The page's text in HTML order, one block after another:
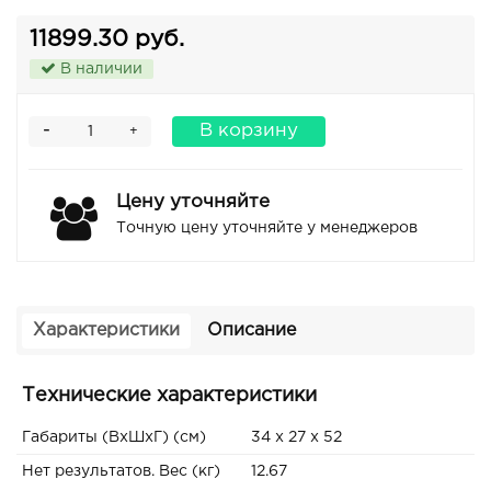
11899.30 руб.
В наличии
+
- В корзину
Цену уточняйте
Точную цену уточняйте у менеджеров
Характеристики Описание
Технические характеристики
Габариты (ВxШxГ) (см) 34 x 27 x 52
Нет результатов. Вес (кг) 12.67